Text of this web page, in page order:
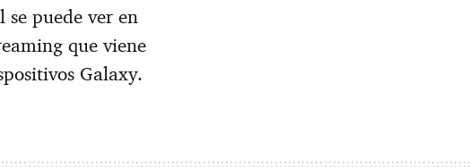
puede ver en
que viene
Galaxy.